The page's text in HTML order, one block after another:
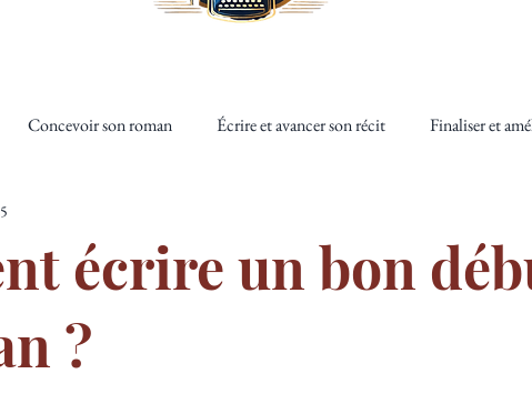
Concevoir son roman Écrire et avancer son récit Finaliser et
fanfictions
écrire un bon
?